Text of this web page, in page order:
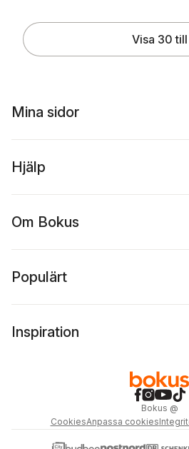
Visa 30 till
Mina sidor
Hjälp
Om Bokus
Populärt
Inspiration
Bokus @
CookiesAnpassa cookies